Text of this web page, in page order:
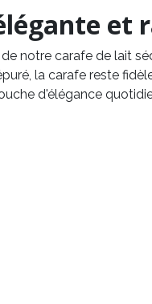
et
de notre carafe de lait
la carafe reste
d'élégance